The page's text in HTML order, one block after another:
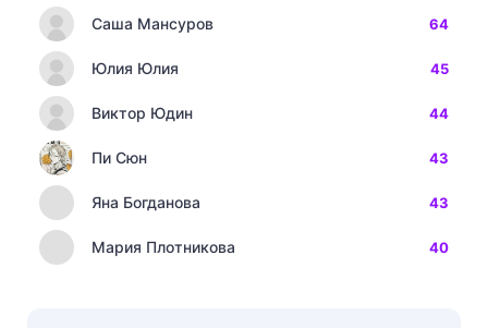
Саша Мансуров 64
Юлия Юлия 45
Виктор Юдин 44
Пи Сюн 43
Яна Богданова 43
Мария Плотникова 40